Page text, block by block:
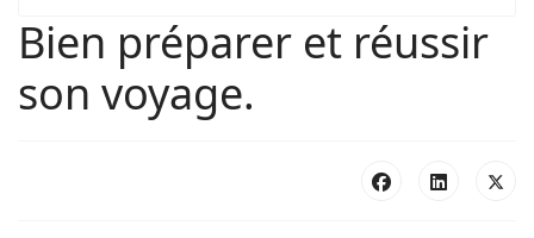
Bien préparer et réussir
son voyage.